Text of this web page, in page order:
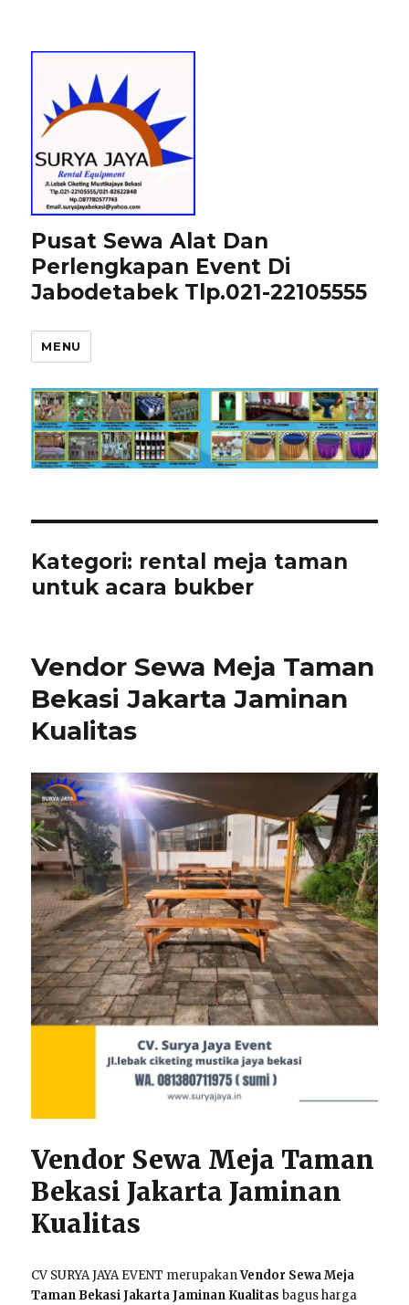
Pusat Sewa Alat Dan
Perlengkapan Event Di
Jabodetabek Tlp.021-22105555
MENU
Kategori: rental meja taman
untuk acara bukber
Vendor Sewa Meja Taman
Bekasi Jakarta Jaminan
Kualitas
Vendor Sewa Meja Taman
Bekasi Jakarta Jaminan
Kualitas
CV SURYA JAYA EVENT merupakanVendor Sewa Meja
Taman Bekasi Jakarta Jaminan Kualitas bagus harga